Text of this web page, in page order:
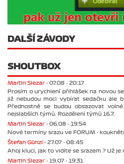
DALŠÍ ZÁVODY
SHOUTBOX
Martin Slezar - 07.08 - 20:17
Prosím o urychlení přihlášek na novou
již nebudou moci vybírat sedačku ale
Přednostně se budou obsazovat
nejslabších týmů. Rozdělení týmů 16.7.
Martin Slezar - 06.08 - 19:54
Nové termíny srazu ve FORUM -
Štefan Günzl - 27.07 - 08:45
Ahoj kluci, jak to vidíte se srazem ? Už je
Martin Slezar - 19.07 - 19:31